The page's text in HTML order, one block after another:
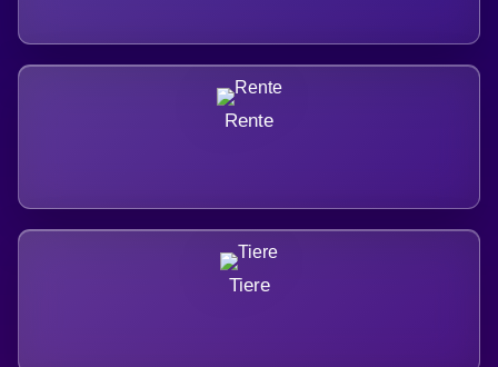
Rente
Tiere